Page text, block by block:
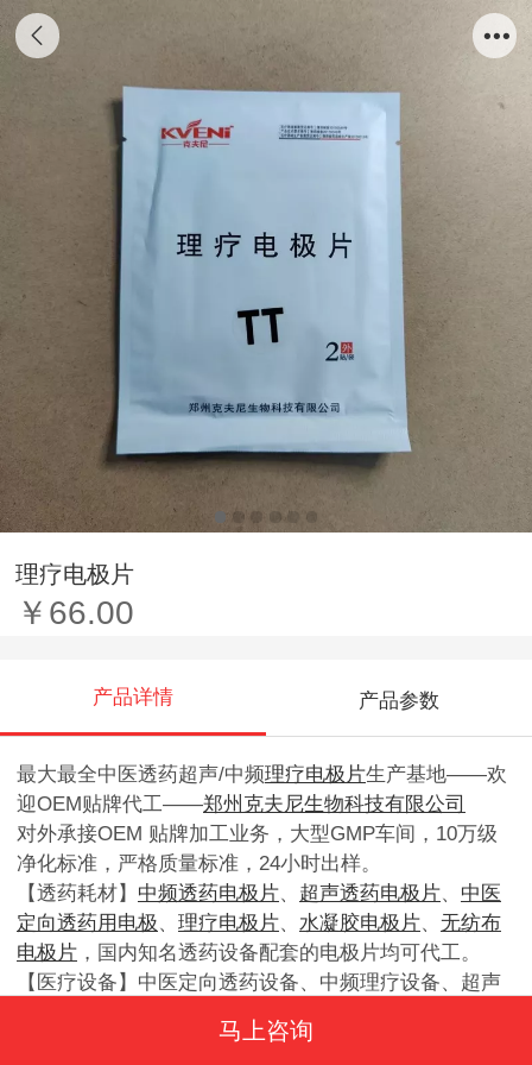
理疗电极片
￥66.00
产品详情 产品参数
最大最全中医透药超声/中频理疗电极片生产基地——欢
迎OEM贴牌代工——郑州克夫尼生物科技有限公司
对外承接OEM 贴牌加工业务，大型GMP车间，10万级
净化标准，严格质量标准，24小时出样。
【透药耗材】 中频透药电极片、 超声透药电极片、 中医
定向透药用电极、 理疗电极片、 水凝胶电极片、 无纺布
电极片 ，国内知名透药设备配套的电极片均可代工。
【医疗设备】中医定向透药设备、中频理疗设备、超声
【适用范围】省、市各级医院，中医院，乡镇卫生院，
马上咨询